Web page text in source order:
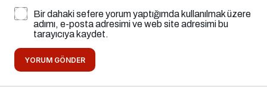
Bir dahaki sefere yorum yaptığımda kullanılmak üzere
adımı, e-posta adresimi ve web site adresimi bu
tarayıcıya kaydet.
YORUM GÖNDER